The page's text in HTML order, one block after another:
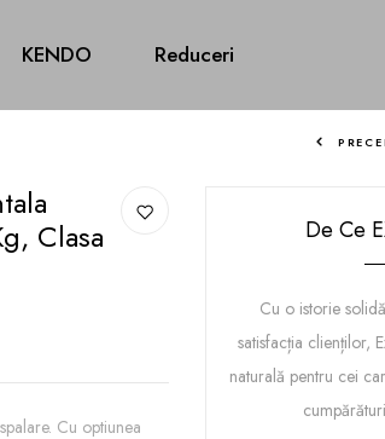
KENDO Reduceri
Clasa
Cu optiunea
De Ce
Cu o istorie
satisfacția clienților,
naturală pentru cei